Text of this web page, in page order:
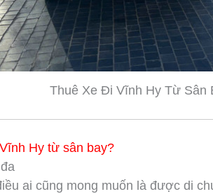
Thuê Xe Đi Vĩnh Hy Từ Sân
Hy từ sân bay?
ai cũng mong muốn là được di